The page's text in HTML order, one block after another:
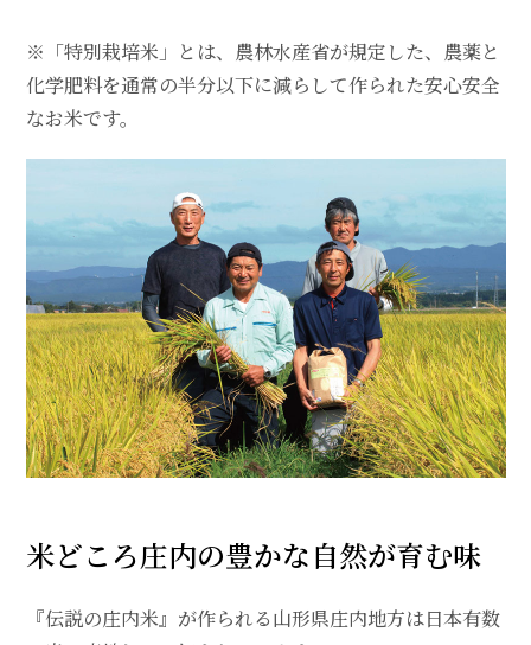
※「特別栽培米」とは、農林水産省が規定した、農薬と
化学肥料を通常の半分以下に減らして作られた安心安全
なお米です。
米どころ庄内の豊かな自然が育む味
『伝説の庄内米』が作られる山形県庄内地方は日本有数